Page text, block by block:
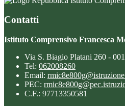
Contatti
Istituto Comprensivo Francesca
Via S. Biagio Platani 260 -
Tel: 062008260
Email:
PEC:
C.F.: 97713350581